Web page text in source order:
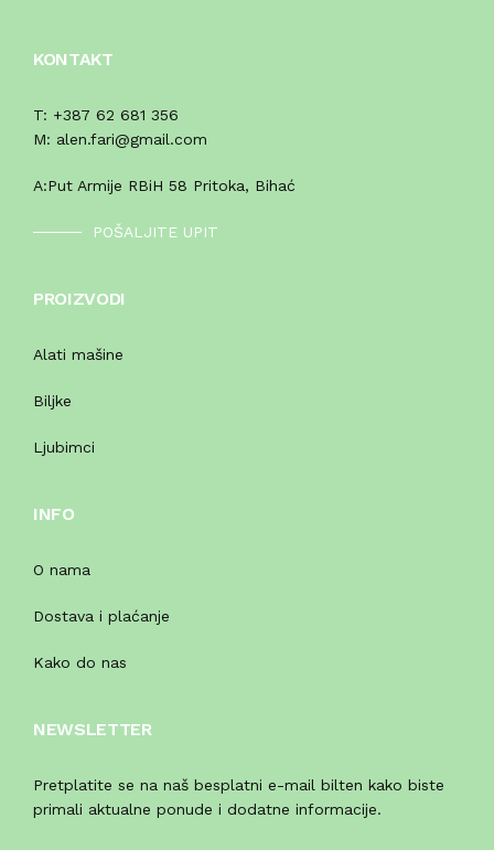
KONTAKT
T: +387 62 681 356
M: alen.fari@gmail.com
A:Put Armije RBiH 58 Pritoka, Bihać
POŠALJITE UPIT
PROIZVODI
Alati mašine
Biljke
Ljubimci
INFO
O nama
Dostava i plaćanje
Kako do nas
NEWSLETTER
Pretplatite se na naš besplatni e-mail bilten kako biste
primali aktualne ponude i dodatne informacije.